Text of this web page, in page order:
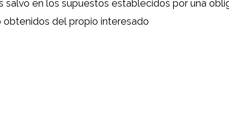
en los supuestos establecidos por una
del propio interesado